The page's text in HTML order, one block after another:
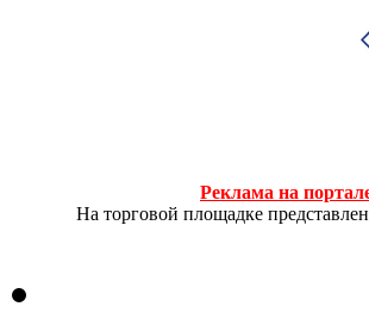
Реклама на
На торговой площадке